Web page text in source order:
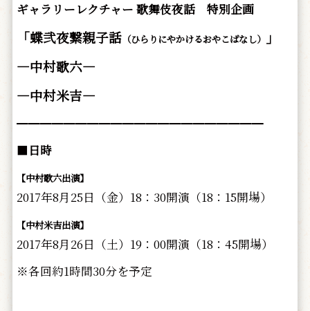
ギャラリーレクチャー 歌舞伎夜話 特別企画
「蝶弐夜繋親子話（ひらりにやかけるおやこばなし）
」
―中村歌六―
―中村米吉―
━━━━━━━━━━━━━━━━━━━━━
■ 日時
【中村歌六出演】
2017年8月25日（金）18：30開演（18：15開場）
【中村米吉出演】
2017年8月26日（土）19：00開演（18：45開場）
※各回約1時間30分を予定